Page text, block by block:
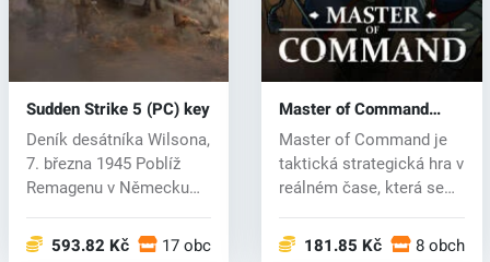
Sudden Strike 5 (PC) key
Deník desátníka Wilsona,
7. března 1945 Poblíž
Remagenu v Německu
593.82 Kč 17 obchodech
Master of Command
(PC) key
Master of Command je
taktická strategická hra v
reálném čase, která se
181.85 Kč 8